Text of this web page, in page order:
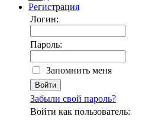
Регистрация
Логин:
Пароль:
Запомнить меня
Забыли свой пароль?
Войти как пользователь: